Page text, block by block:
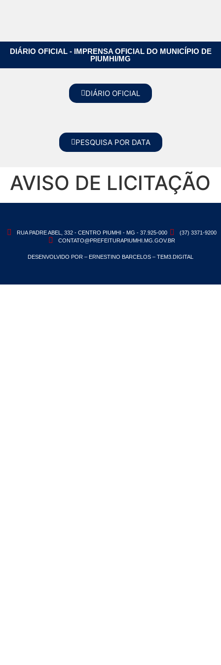
DIÁRIO OFICIAL - IMPRENSA OFICIAL DO MUNICÍPIO DE
PIUMHI/MG
DIÁRIO OFICIAL
PESQUISA POR DATA
AVISO DE LICITAÇÃO
RUA PADRE ABEL, 332 - CENTRO PIUMHI - MG - 37.925-000
(37) 3371-9200
CONTATO@PREFEITURAPIUMHI.MG.GOV.BR
DESENVOLVIDO POR – ERNESTINO BARCELOS – TEM3.DIGITAL